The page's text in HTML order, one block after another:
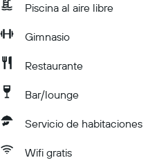
Piscina al aire libre
Gimnasio
Restaurante
Bar/lounge
Servicio de habitaciones
Wifi gratis